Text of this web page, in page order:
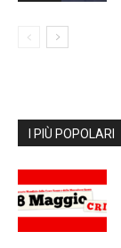
I PIÙ POPOLARI